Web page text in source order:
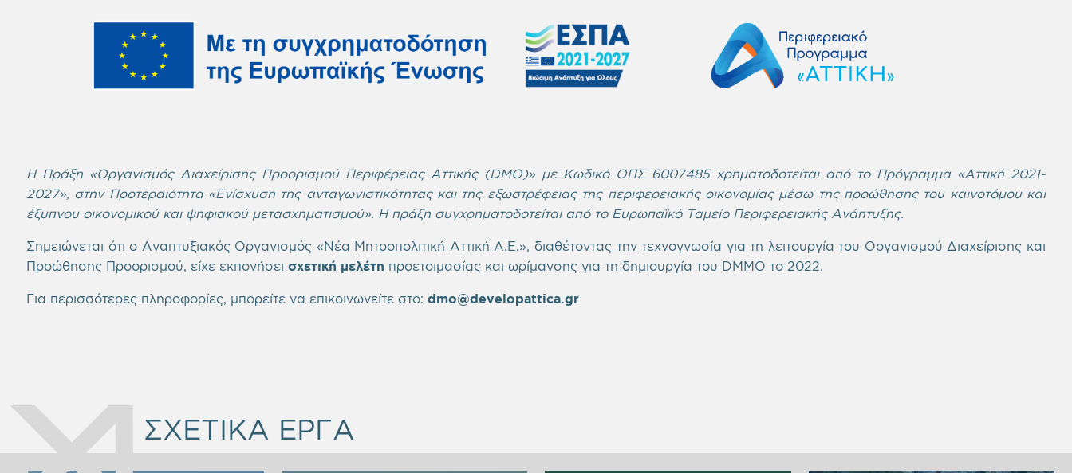
Η Πράξη «Οργανισμός Διαχείρισης Προορισμού Περιφέρειας Αττικής (DMO)» με Κωδικό ΟΠΣ 6007485 χρηματοδοτείται από το Πρόγραμμα «Αττική 2021-
2027», στην Προτεραιότητα «Ενίσχυση της ανταγωνιστικότητας και της εξωστρέφειας της περιφερειακής οικονομίας μέσω της προώθησης του καινοτόμου και
έξυπνου οικονομικού και ψηφιακού μετασχηματισμού». Η πράξη συγχρηματοδοτείται από το Ευρωπαϊκό Ταμείο Περιφερειακής Ανάπτυξης.
Σημειώνεται ότι ο Αναπτυξιακός Οργανισμός «Νέα Μητροπολιτική Αττική Α.Ε.», διαθέτοντας την τεχνογνωσία για τη λειτουργία του Οργανισμού Διαχείρισης και
Προώθησης Προορισμού, είχε εκπονήσει σχετική μελέτη προετοιμασίας και ωρίμανσης για τη δημιουργία του DMMO το 2022.
Για περισσότερες πληροφορίες, μπορείτε να επικοινωνείτε στο: dmo@developattica.gr
ΣΧΕΤΙΚΑ ΕΡΓΑ